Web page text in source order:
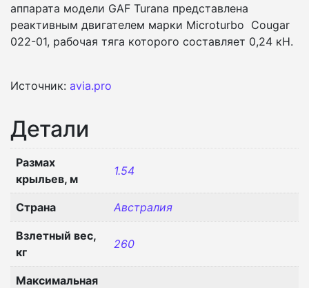
аппарата модели GAF Turana представлена
реактивным двигателем марки Microturbo Cougar
022-01, рабочая тяга которого составляет 0,24 кН.
Источник: avia.pro
Детали
Размах
крыльев, м
1.54
Страна Австралия
Взлетный вес,
кг
260
Максимальная